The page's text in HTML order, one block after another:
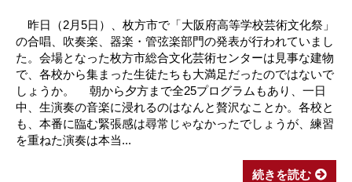
昨日（2月5日）、枚方市で「大阪府高等学校芸術文化祭」
の合唱、吹奏楽、器楽・管弦楽部門の発表が行われていまし
た。会場となった枚方市総合文化芸術センターは見事な建物
で、各校から集まった生徒たちも大満足だったのではないで
しょうか。 朝から夕方まで全25プログラムもあり、一日
中、生演奏の音楽に浸れるのはなんと贅沢なことか。各校と
も、本番に臨む緊張感は尋常じゃなかったでしょうが、練習
を重ねた演奏は本当...
続きを読む